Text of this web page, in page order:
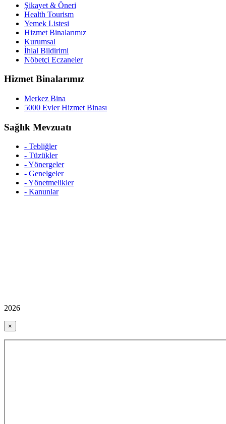
Şikayet & Öneri
Health Tourism
Yemek Listesi
Hizmet Binalarımız
Kurumsal
İhlal Bildirimi
Nöbetçi Eczaneler
Hizmet Binalarımız
Merkez Bina
5000 Evler Hizmet Binası
Sağlık Mevzuatı
- Tebliğler
- Tüzükler
- Yönergeler
- Genelgeler
- Yönetmelikler
- Kanunlar
2026
×